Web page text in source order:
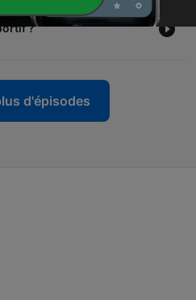
limiter les violences
?
d'épisodes